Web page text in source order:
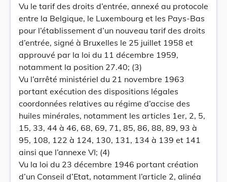
Vu le tarif des droits d’entrée, annexé au protocole
entre la Belgique, le Luxembourg et les Pays-Bas
pour l’établissement d’un nouveau tarif des droits
d’entrée, signé à Bruxelles le 25 juillet 1958 et
approuvé par la loi du 11 décembre 1959,
notamment la position 27.40; (3)
Vu l’arrêté ministériel du 21 novembre 1963
portant exécution des dispositions légales
coordonnées relatives au régime d’accise des
huiles minérales, notamment les articles 1er, 2, 5,
15, 33, 44 à 46, 68, 69, 71, 85, 86, 88, 89, 93 à
95, 108, 122 à 124, 130, 131, 134 à 139 et 141
ainsi que l’annexe VI; (4)
Vu la loi du 23 décembre 1946 portant création
d’un Conseil d’Etat, notamment l’article 2, alinéa